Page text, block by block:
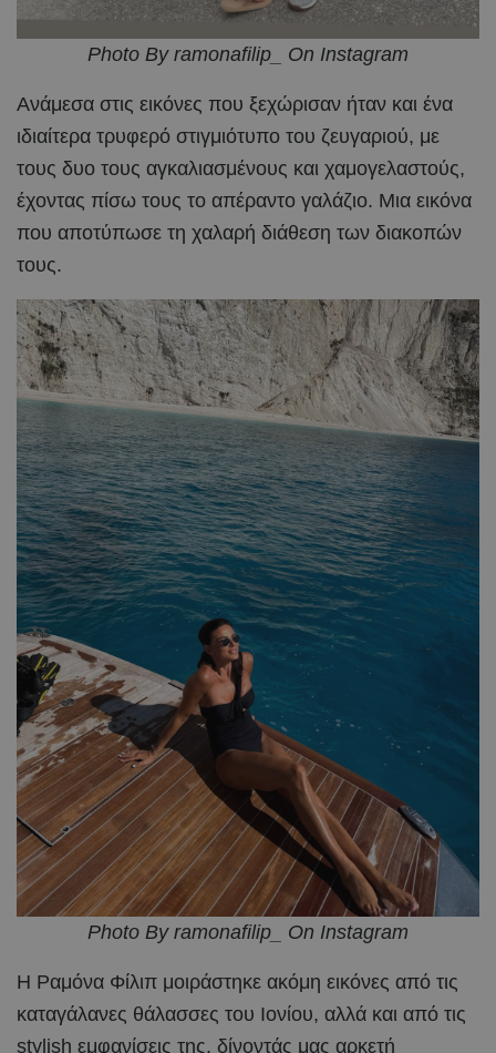
Photo By ramonafilip_ On Instagram
Ανάμεσα στις εικόνες που ξεχώρισαν ήταν και ένα
ιδιαίτερα τρυφερό στιγμιότυπο του ζευγαριού, με
τους δυο τους αγκαλιασμένους και χαμογελαστούς,
έχοντας πίσω τους το απέραντο γαλάζιο. Μια εικόνα
που αποτύπωσε τη χαλαρή διάθεση των διακοπών
τους.
Photo By ramonafilip_ On Instagram
Η Ραμόνα Φίλιπ μοιράστηκε ακόμη εικόνες από τις
καταγάλανες θάλασσες του Ιονίου, αλλά και από τις
stylish εμφανίσεις της, δίνοντάς μας αρκετή